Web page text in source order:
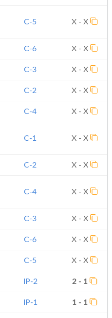
C-5 X - X
C-6 X - X
C-3 X - X
C-2 X - X
C-4 X - X
C-1 X - X
C-2 X - X
C-4 X - X
C-3 X - X
C-6 X - X
C-5 X - X
IP-2 2 - 1
IP-1 1 - 1